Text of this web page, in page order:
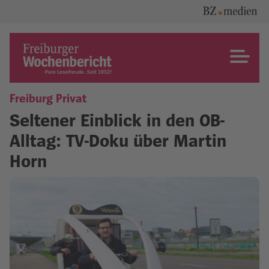
content
Freiburger Wochenbericht
Freiburg Privat
Seltener Einblick in den OB-
Alltag: TV-Doku über Martin
Horn